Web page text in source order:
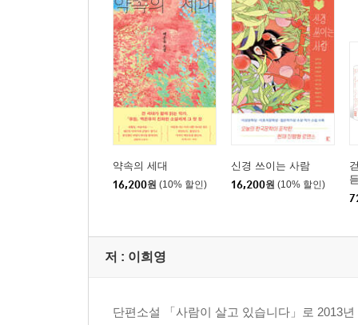
약속의 세대
16,200원 (10% 할인)
신경 쓰이는 사람
16,200원 (10% 할인)
저 : 이희영
단편소설 「사람이 살고 있습니다」로 2013